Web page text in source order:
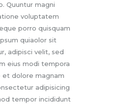
Quuntur magni
voluptatem
porro quisquam
quiaolor sit
adipisci velit, sed
eius modi tempora
dolore magnam
adipisicing
tempor incididunt